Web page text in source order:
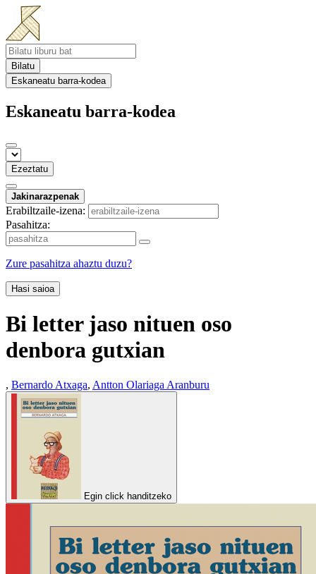
Bilatu
Eskaneatu barra-kodea
Eskaneatu barra-kodea
Ezeztatu
Jakinarazpenak
Erabiltzaile-izena:
Pasahitza:
Zure pasahitza ahaztu duzu?
Hasi saioa
Bi letter jaso nituen oso
denbora gutxian
, Bernardo Atxaga, Antton Olariaga Aranburu
Egin click handitzeko